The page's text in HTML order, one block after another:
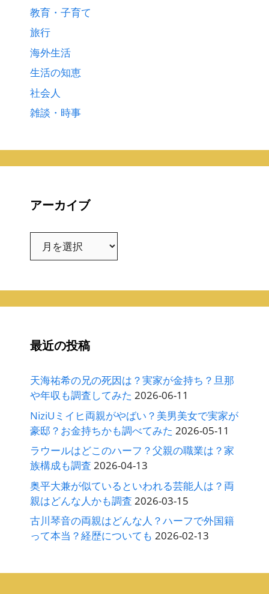
教育・子育て
旅行
海外生活
生活の知恵
社会人
雑談・時事
アーカイブ
最近の投稿
天海祐希の兄の死因は？実家が金持ち？旦那
や年収も調査してみた 2026-06-11
NiziUミイヒ両親がやばい？美男美女で実家が
豪邸？お金持ちかも調べてみた 2026-05-11
ラウールはどこのハーフ？父親の職業は？家
族構成も調査 2026-04-13
奥平大兼が似ているといわれる芸能人は？両
親はどんな人かも調査 2026-03-15
古川琴音の両親はどんな人？ハーフで外国籍
って本当？経歴についても 2026-02-13